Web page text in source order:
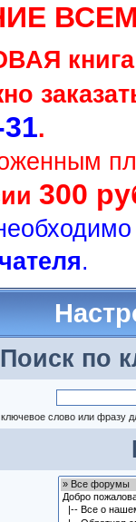
.
300
.
Поиск по
слово или фразу